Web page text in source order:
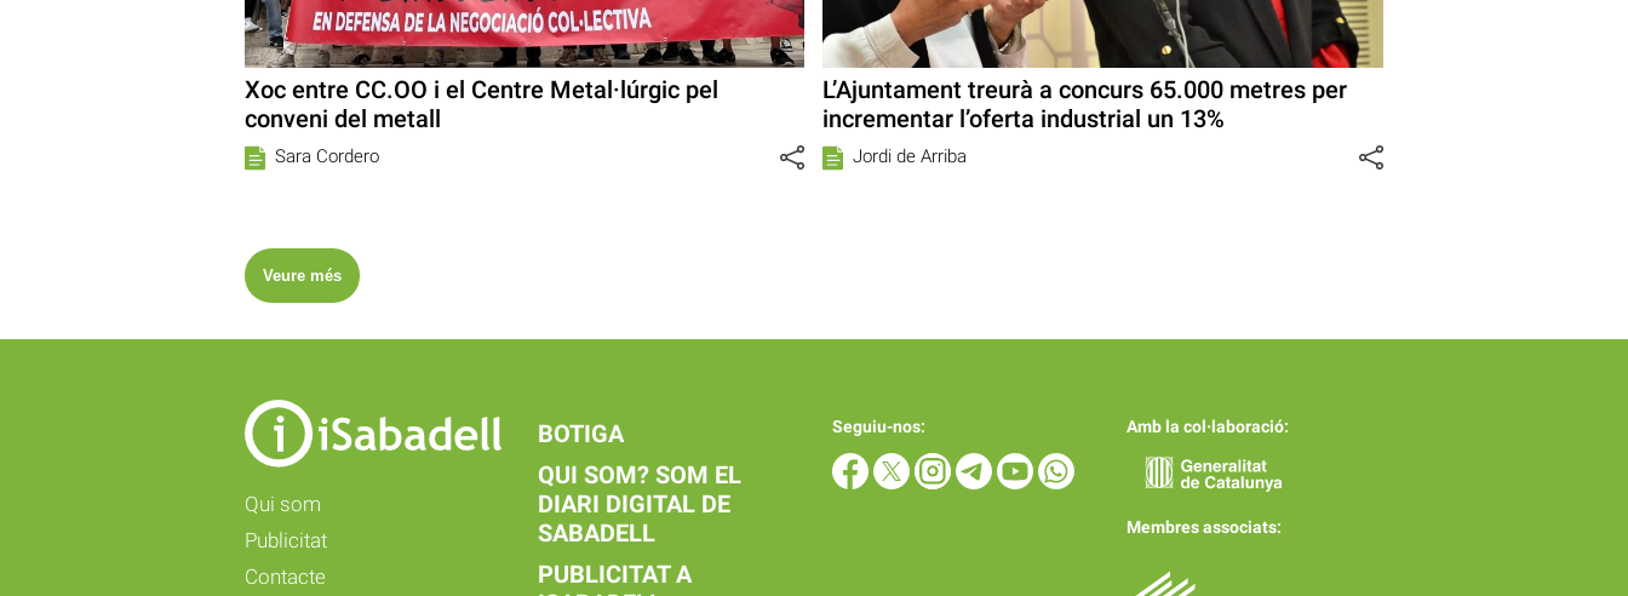
Xoc entre CC.OO i el Centre Metal·lúrgic pel
conveni del metall
Sara Cordero
L’Ajuntament treurà a concurs 65.000 metres per
incrementar l’oferta industrial un 13%
Jordi de Arriba
Veure més
Qui som
Publicitat
Contacte
BOTIGA
QUI SOM? SOM EL
DIARI DIGITAL DE
SABADELL
PUBLICITAT A
Seguiu-nos: Amb la col·laboració:
Membres associats: